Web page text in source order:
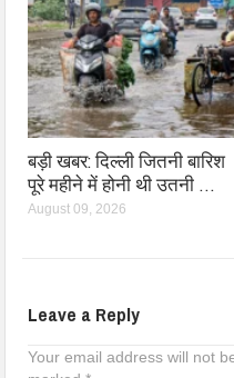
बड़ी खबर: दिल्ली जितनी बारिश
पूरे महीने में होनी थी उतनी …
August 09, 2026
Leave a Reply
Your email address will not